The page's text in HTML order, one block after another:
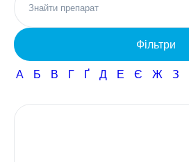
Неврологія
Фармаконагляд
Кар'єра Фільтри
А Б В Г Ґ Д Е Є Ж З